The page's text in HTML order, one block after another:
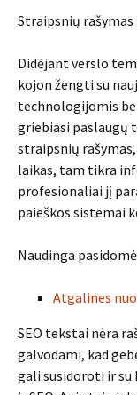
Straipsnių rašymas
Didėjant verslo
kojon žengti su
technologijomis
griebiasi paslaugų
straipsnių
laikas, tam tikra
profesionaliai jį
paieškos sistemai
Naudinga
Atgalines
SEO tekstai nėra
galvodami, kad
gali susidoroti ir su